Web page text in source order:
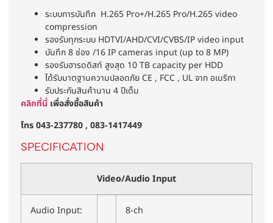
ระบบการบันทึก H.265 Pro+/H.265 Pro/H.265 video
compression
รองรับทุกระบบ HDTVI/AHD/CVI/CVBS/IP video input
บันทึก 8 ช่อง /16 IP cameras input (up to 8 MP)
รองรับฮารดดิสท์ สูงสุด 10 TB capacity per HDD
ได้รับมาตฐานความปลอดภัย CE , FCC , UL จาก อเมริกา
รับประกันสินค้านาน 4 ปีเต็ม
คลิกที่นี่ เพื่อสั่งซื้อสินค้า
โทร 043-237780 , 083-1417449
SPECIFICATION
Video/Audio Input
Audio Input: 8-ch